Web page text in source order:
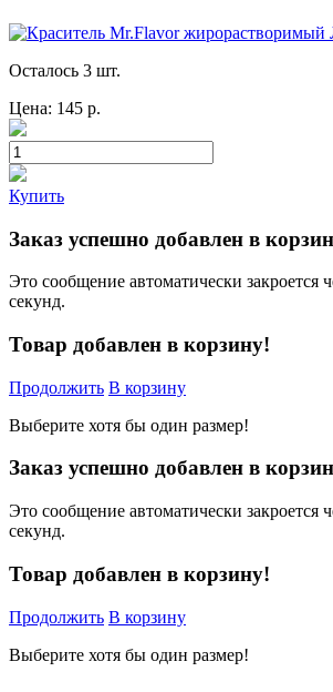
Осталось 3 шт.
Цена: 145 р.
Купить
Заказ успешно добавлен в
Это сообщение автоматически закроется
секунд.
Товар добавлен в корзину!
Продолжить В корзину
Выберите хотя бы один размер!
Заказ успешно добавлен в
Это сообщение автоматически закроется
секунд.
Товар добавлен в корзину!
Продолжить В корзину
Выберите хотя бы один размер!